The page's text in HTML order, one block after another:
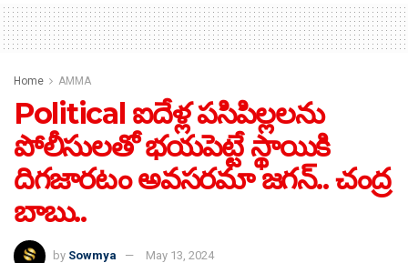
Home AMMA
Political ఐదేళ్ల పసిపిల్లలను
పోలీసులతో భయపెట్టే స్థాయికి
దిగజారటం అవసరమా జగన్.. చంద్ర
బాబు..
by Sowmya May 13, 2024